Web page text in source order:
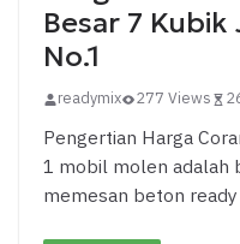
Besar 7
No.1
readymix 277 Views
Pengertian Harga
1 mobil molen adalah
memesan beton